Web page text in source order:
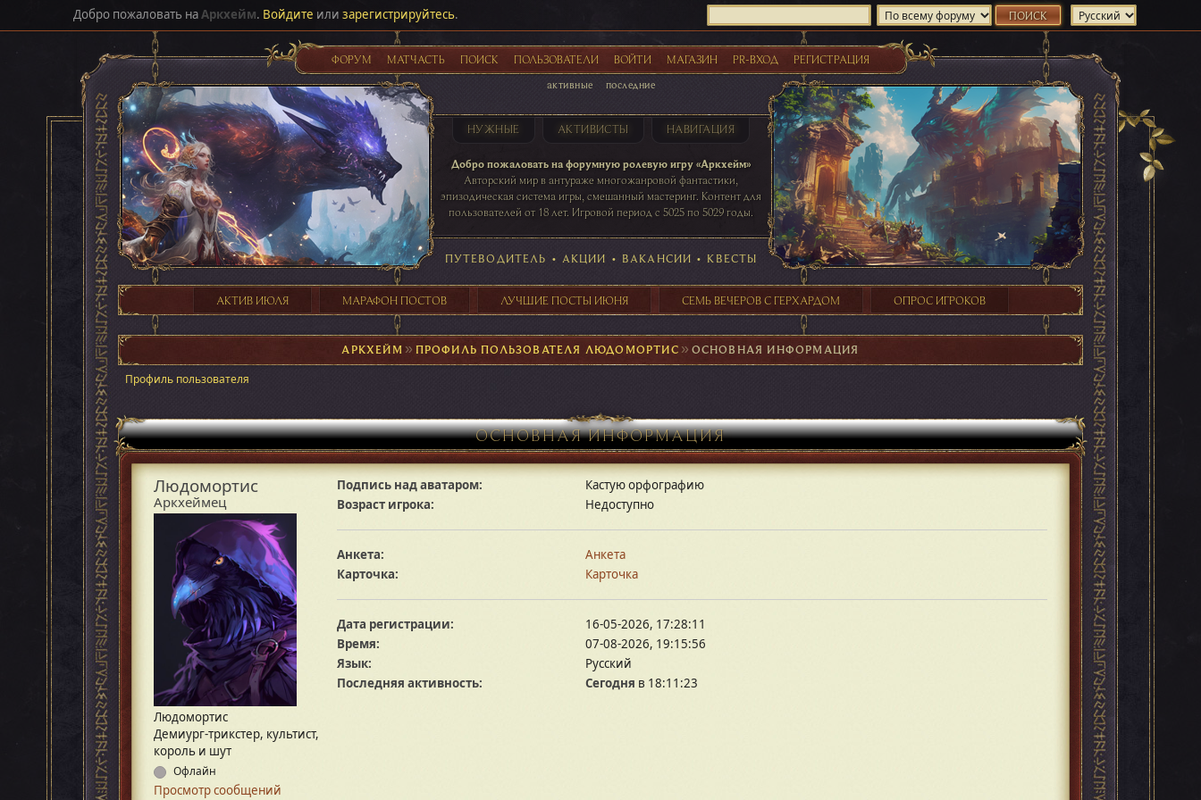
Добро пожаловать наАркхейм. Войдите или зарегистрируйтесь.
ФОРУМ МАТЧАСТЬ ПОИСК ПОЛЬЗОВАТЕЛИ ВОЙТИ МАГАЗИН PR-ВХОД РЕГИСТРАЦИЯ
активные последние
НУЖНЫЕ АКТИВИСТЫ НАВИГАЦИЯ
Добро пожаловать на форумную ролевую игру «Аркхейм»
Авторский мир в антураже многожанровой фантастики,
эпизодическая система игры, смешанный мастеринг. Контент для
пользователей от 18 лет. Игровой период с 5025 по 5029 годы.
таблице игровой активности
41 ПОСТОВ 31 ПОСТОВ 29 ПОСТОВ 24 ПОСТОВ
ПУТЕВОДИТЕЛЬ • АКЦИИ • ВАКАНСИИ • КВЕСТЫ
АКТИВ ИЮЛЯ МАРАФОН ПОСТОВ ЛУЧШИЕ ПОСТЫ ИЮНЯ СЕМЬ ВЕЧЕРОВ С ГЕРХАРДОМ ОПРОС ИГРОКОВ
АРКХЕЙМ ►ПРОФИЛЬ ПОЛЬЗОВАТЕЛЯ ЛЮДОМОРТИС ►ОСНОВНАЯ ИНФОРМАЦИЯ
Профиль пользователя
ОСНОВНАЯ ИНФОРМАЦИЯ
Людомортис
Аркхеймец
Людомортис
Демиург-трикстер, культист,
король и шут
Офлайн
Просмотр сообщений
Подпись над аватаром:
Кастую орфографию
Возраст игрока:
Недоступно
Анкета:
Анкета
Карточка:
Карточка
Дата регистрации:
16-05-2026, 17:28:11
Время:
07-08-2026, 19:15:56
Язык:
Русский
Последняя активность:
Сегодня в 18:11:23